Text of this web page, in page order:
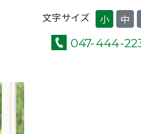
文字サイズ 小 中